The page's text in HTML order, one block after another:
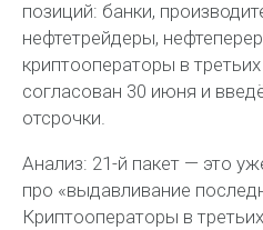
позиций: банки,
нефтетрейдеры,
криптооператоры в
согласован 30 июня и
отсрочки.
Анализ: 21-й пакет — это
про «выдавливание
Криптооператоры в